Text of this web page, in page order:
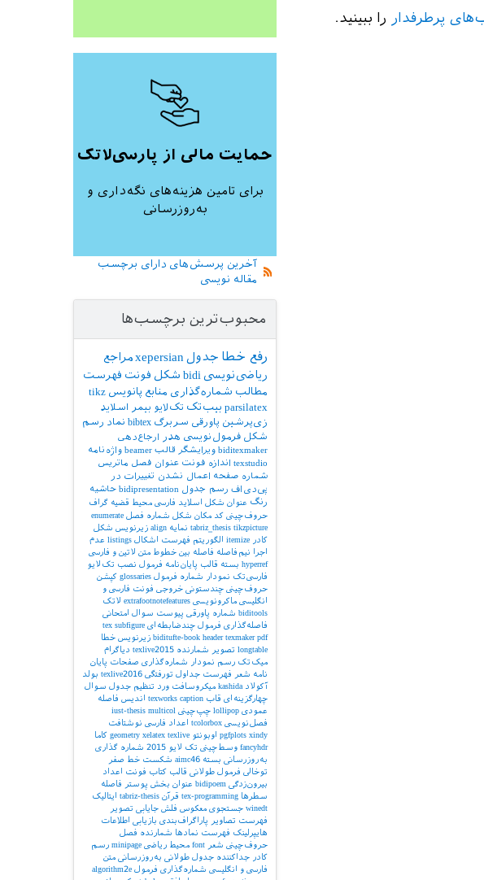
پرطرفدار را ببینید.
حمایت مالی از پارسی‌لاتک
برای تامین هزینه‌های نگه‌داری و
به‌روزرسانی
آخرین پرسش‌های دارای برچسب
مقاله نویسی
محبوب‌ترین برچسب‌ها
رفع خطا جدول xepersianمراجع
ریاضی‌نویسی bidi شکل فونت فهرست
مطالب شماره‌گذاری منابع پانویس tikz
parsilatex بیب‌تک تک‌لایو بیمر اسلاید
زی‌پرشین پاورقی سربرگ bibtex نماد رسم
شکل فرمول‌نویسی هدر
ارجاع‌دهی
biditexmaker ویرایشگر قالب beamer واژه‌نامه
texstudio اندازه فونت عنوان فصل ماتریس
شماره صفحه اعمال نشدن تغییرات در
پی‌دی‌اف رسم جدول bidipresentation حاشیه
رنگ عنوان شکل اسلاید فارسی محیط قضیه گراف
حروف‌چینی کد مکان شکل شماره فصل enumerate
tabriz_thesis tikzpicture نمایه align زیرنویس شکل
کادر
itemize الگوریتم فهرست اشکال listings عدم
اجرا
نیم‌فاصله فاصله بین خطوط متن لاتین و فارسی
hyperref بسته قالب پایان‌نامه فرمول نصب تک‌لایو
فارسی‌تک نمودار شماره فرمول glossaries کپشن
حروف‌چینی چندستونی خروجی فونت فارسی و
انگلیسی ماکرونویسی extrafootnotefeatures لاتک
biditools شماره پاورقی پیوست‌ سوال امتحانی
فاصله‌گذاری فرمول چندضابطه‌ای tex subfigure
biditufte-book header texmaker pdf زیرنویس خطا
longtable تصویر شمارنده texlive2015 دیاگرام
میک‌تک رسم نمودار شماره‌گذاری صفحات پایان
نامه شعر فهرست جداول تورفتگی texlive2016 بولد
آکولاد kashida میکروسافت ورد تنظیم جدول سوال
چهارگزینه‌ای قاب texworks caption اندیس فاصله
عمودی lollipop چپ‌چینی iust-thesis multicol
فصل‌نویسی tcolorbox اعداد فارسی نوشتافت
pgfplots xindy اوبونتو geometry xelatex texlive
کاما
fancyhdr وسط‌چینی تک لایو 2015
شماره گذاری
به‌روزرسانی بسته aimc46 شکست خط صفر
توخالی فرمول طولانی قالب کتاب فونت اعداد
بیرون‌زدگی bidipoem عنوان بخش پوستر
فاصله
سطرها
tex-programming قرآن tabriz-thesis
ایتالیک
winedt جستجوی معکوس فلش جایابی تصویر
فهرست تصاویر
پاراگراف‌بندی بازیابی اطلاعات
هایپرلینک فهرست نمادها
شمارنده فصل
حروف‌چینی شعر font محیط ریاضی minipage رسم
کادر
جداکننده جدول طولانی به‌روزرسانی متن
فارسی و انگلیسی شماره‌گذاری فرمول algorithm2e